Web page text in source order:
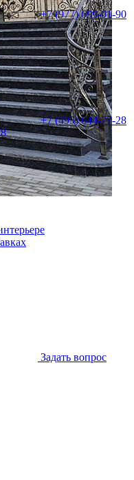
+7 (977) 699-01-90
+7 (495) 644-77-28
Задать вопрос